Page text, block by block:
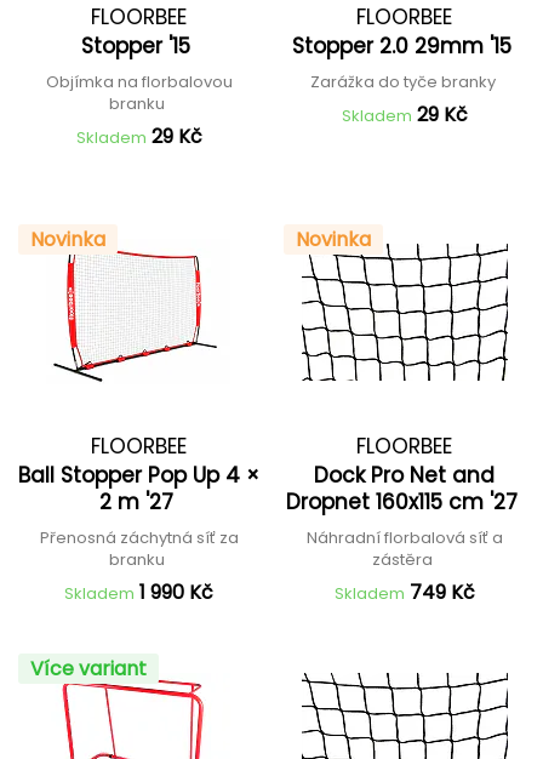
FLOORBEE
Stopper '15
Objímka na florbalovou
branku
Skladem 29 Kč
FLOORBEE
Stopper 2.0 29mm '15
Zarážka do tyče branky
Skladem 29 Kč
Novinka
FLOORBEE
Ball Stopper Pop Up 4 ×
2 m '27
Přenosná záchytná síť za
branku
Skladem 1 990 Kč
Novinka
FLOORBEE
Dock Pro Net and
Dropnet 160x115 cm '27
Náhradní florbalová síť a
zástěra
Skladem 749 Kč
Více variant